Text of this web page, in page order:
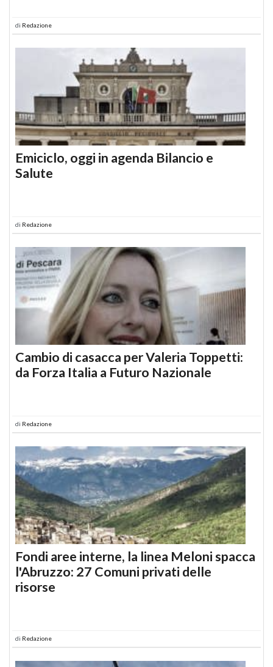
di Redazione
Emiciclo, oggi in agenda Bilancio e
Salute
di Redazione
Cambio di casacca per Valeria Toppetti:
da Forza Italia a Futuro Nazionale
di Redazione
Fondi aree interne, la linea Meloni spacca
l'Abruzzo: 27 Comuni privati delle
risorse
di Redazione